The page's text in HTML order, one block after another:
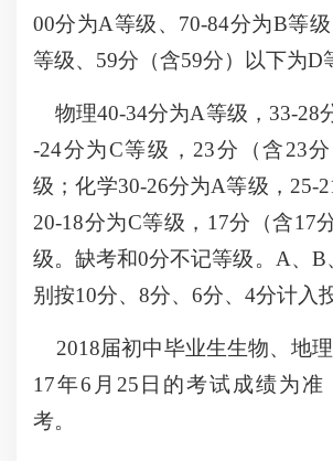
00分为A等级、70-84分为B等
等级、59分（含59分）以下为D
物理40-34分为A等级，33-28
-24分为C等级，23分（含23
级；化学30-26分为A等级，25-
20-18分为C等级，17分（含17
级。缺考和0分不记等级。A、B
别按10分、8分、6分、4分计入
2018届初中毕业生生物、地
17年6月25日的考试成绩为准
考。